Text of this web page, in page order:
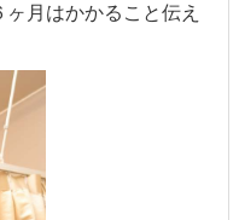
月はかかること伝え